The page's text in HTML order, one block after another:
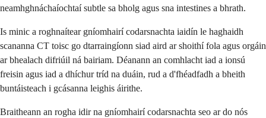
neamhghnáchaíochtaí subtle sa bholg agus sna intestines a bhrath.
Is minic a roghnaítear gníomhairí codarsnachta iaidín le haghaidh
scananna CT toisc go dtarraingíonn siad aird ar shoithí fola agus orgáin
ar bhealach difriúil ná bairiam. Déanann an comhlacht iad a ionsú
freisin agus iad a dhíchur tríd na duáin, rud a d'fhéadfadh a bheith
buntáisteach i gcásanna leighis áirithe.
Braitheann an rogha idir na gníomhairí codarsnachta seo ar do nós